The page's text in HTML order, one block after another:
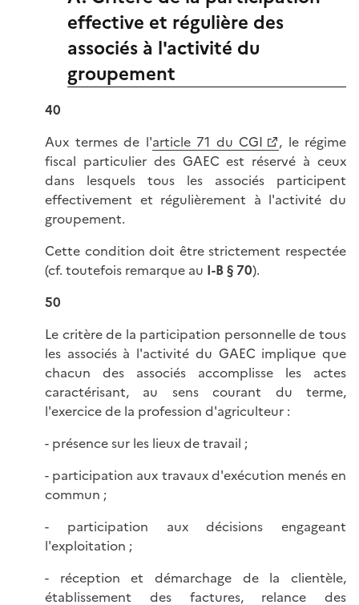
effective et régulière des
associés à l'activité du
groupement
40
Aux termes de l'article 71 du CGI
, le régime
fiscal particulier des GAEC est réservé à ceux
dans lesquels tous les associés participent
effectivement et régulièrement à l'activité du
groupement.
Cette condition doit être strictement respectée
(cf. toutefois remarque au I-B § 70).
50
Le critère de la participation personnelle de tous
les associés à l'activité du GAEC implique que
chacun des associés accomplisse les actes
caractérisant, au sens courant du terme,
l'exercice de la profession d'agriculteur :
- présence sur les lieux de travail ;
- participation aux travaux d'exécution menés en
commun ;
- participation aux décisions engageant
l'exploitation ;
- réception et démarchage de la clientèle,
établissement des factures, relance des